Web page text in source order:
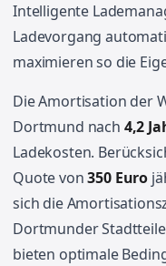
Intelligente
Ladevorgang
maximieren so die
Die Amortisation der
Dortmund nach 4,2
Ladekosten.
Quote von350 Euro
sich die
Dortmunder
bieten optimale